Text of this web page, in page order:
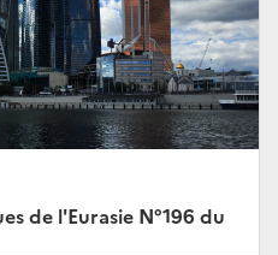
de l'Eurasie N°196 du